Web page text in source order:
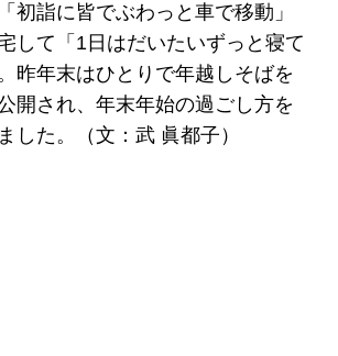
初詣に皆でぶわっと車で移動」
して「1日はだいたいずっと寝て
昨年末はひとりで年越しそばを
開され、年末年始の過ごし方を
した。（文：武 眞都子）